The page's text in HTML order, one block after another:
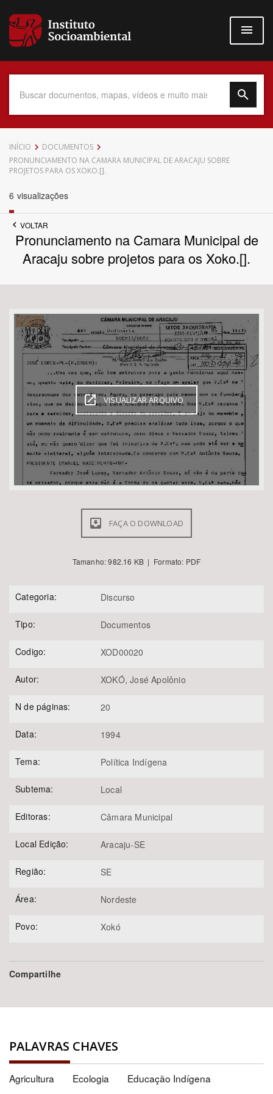
para
conteúdo
Data do Documento
Povo Indígena
Tema
Subtema
Área de Levantamento
Área Protegida
BUSCAR
INÍCIO
DOCUMENTOS
PRONUNCIAMENTO NA CAMARA MUNICIPAL DE ARACAJU SOBRE
PROJETOS PARA OS XOKO.[].
6 visualizações
VOLTAR
Pronunciamento na Camara Municipal de
Aracaju sobre projetos para os Xoko.[].
VISUALIZAR ARQUIVO
FAÇA O DOWNLOAD
Tamanho: 982.16 KB | Formato: PDF
Categoria: Discurso
Tipo: Documentos
Codigo: XOD00020
Autor: XOKÓ, José Apolônio
N de páginas: 20
Data: 1994
Tema: Política Indígena
Subtema: Local
Editoras: Câmara Municipal
Local Edição: Aracaju-SE
Região: SE
Área: Nordeste
Povo: Xokó
Compartilhe
PALAVRAS CHAVES
Agricultura Ecologia Educação Indígena